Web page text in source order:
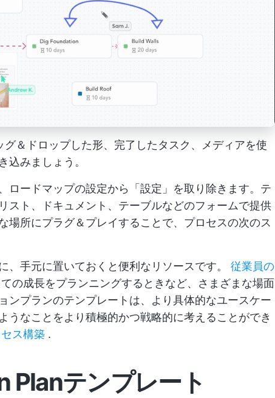
＆ドロップした形、完了したタスク、メディアを使
込みましょう。
ロードマップの設定から「設定」を取り除きます。テ
スト、ドキュメント、テーブルなどのフォームで提供
場所にプラグ＆プレイすることで、プロセスの次のス
、手元に置いておくと便利なリソースです。 従業員の
の成長をプランニングするときなど、さまざまな場面
ンプランのテンプレートは、より具体的なユースケー
うなことをより積極的かつ戦略的に考えることができ
ス構築 .
Planテンプレート